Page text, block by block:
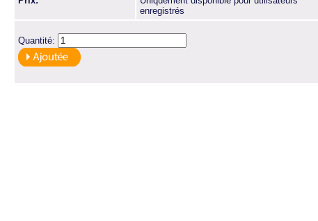
enregistrés
Quantité: